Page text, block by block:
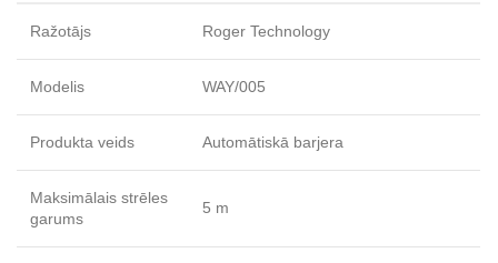
Ražotājs Roger Technology
Modelis WAY/005
Produkta veids Automātiskā barjera
Maksimālais strēles
garums
5 m